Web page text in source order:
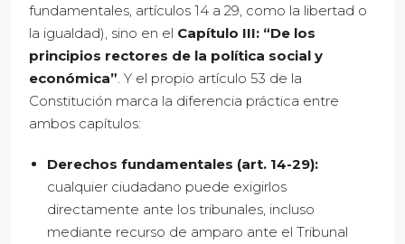
fundamentales, artículos 14 a 29, como la libertad o
la igualdad), sino en el Capítulo III: “De los
principios rectores de la política social y
económica” . Y el propio artículo 53 de la
Constitución marca la diferencia práctica entre
ambos capítulos:
Derechos fundamentales (art. 14-29):
cualquier ciudadano puede exigirlos
directamente ante los tribunales, incluso
mediante recurso de amparo ante el Tribunal